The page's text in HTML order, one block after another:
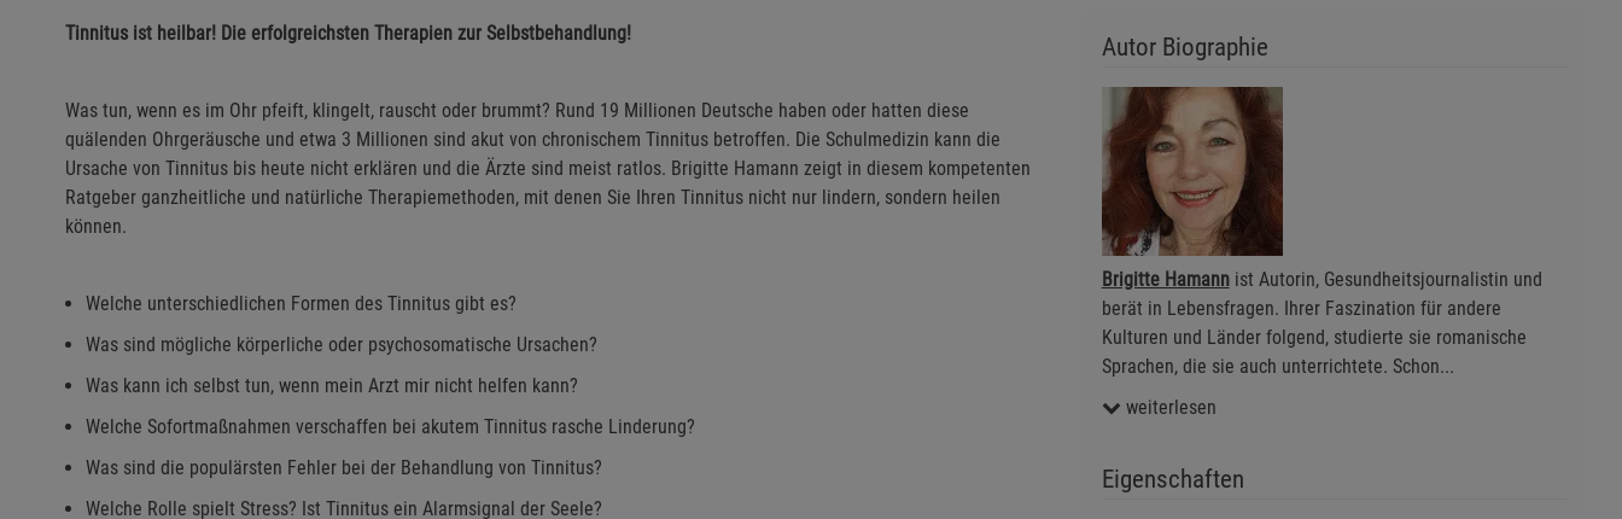
Tinnitus ist heilbar! Die erfolgreichsten Therapien zur Selbstbehandlung!
Was tun, wenn es im Ohr pfeift, klingelt, rauscht oder brummt? Rund 19 Millionen Deutsche haben oder hatten diese
quälenden Ohrgeräusche und etwa 3 Millionen sind akut von chronischem Tinnitus betroffen. Die Schulmedizin kann die
Ursache von Tinnitus bis heute nicht erklären und die Ärzte sind meist ratlos. Brigitte Hamann zeigt in diesem kompetenten
Ratgeber ganzheitliche und natürliche Therapiemethoden, mit denen Sie Ihren Tinnitus nicht nur lindern, sondern heilen
können.
Welche unterschiedlichen Formen des Tinnitus gibt es?
Was sind mögliche körperliche oder psychosomatische Ursachen?
Was kann ich selbst tun, wenn mein Arzt mir nicht helfen kann?
Welche Sofortmaßnahmen verschaffen bei akutem Tinnitus rasche Linderung?
Was sind die populärsten Fehler bei der Behandlung von Tinnitus?
Welche Rolle spielt Stress? Ist Tinnitus ein Alarmsignal der Seele?
Autor Biographie
Brigitte Hamannist Autorin, Gesundheitsjournalistin und
berät in Lebensfragen. Ihrer Faszination für andere
Kulturen und Länder folgend, studierte sie romanische
Sprachen, die sie auch unterrichtete. Schon...
weiterlesen
Eigenschaften